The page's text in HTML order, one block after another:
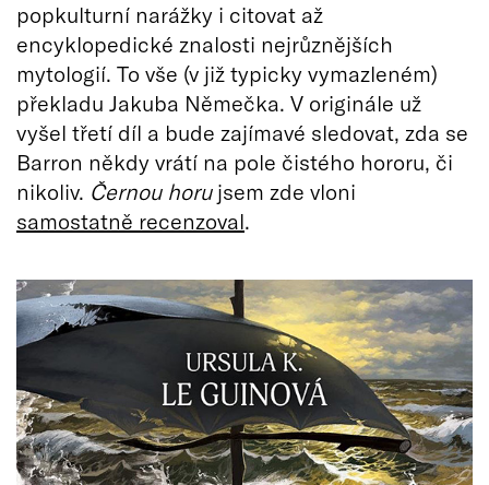
popkulturní narážky i citovat až
encyklopedické znalosti nejrůznějších
mytologií. To vše (v již typicky vymazleném)
překladu Jakuba Němečka. V originále už
vyšel třetí díl a bude zajímavé sledovat, zda se
Barron někdy vrátí na pole čistého hororu, či
nikoliv. Černou horu jsem zde vloni
samostatně recenzoval.